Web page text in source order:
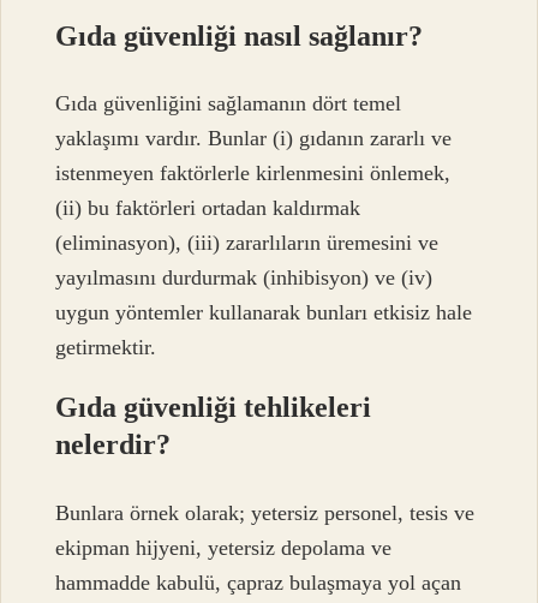
Gıda güvenliği nasıl sağlanır?
Gıda güvenliğini sağlamanın dört temel
yaklaşımı vardır. Bunlar (i) gıdanın zararlı ve
istenmeyen faktörlerle kirlenmesini önlemek,
(ii) bu faktörleri ortadan kaldırmak
(eliminasyon), (iii) zararlıların üremesini ve
yayılmasını durdurmak (inhibisyon) ve (iv)
uygun yöntemler kullanarak bunları etkisiz hale
getirmektir.
Gıda güvenliği tehlikeleri
nelerdir?
Bunlara örnek olarak; yetersiz personel, tesis ve
ekipman hijyeni, yetersiz depolama ve
hammadde kabulü, çapraz bulaşmaya yol açan